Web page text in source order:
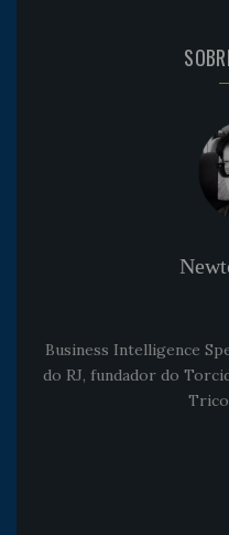
Business Intelligence
do RJ, fundador do